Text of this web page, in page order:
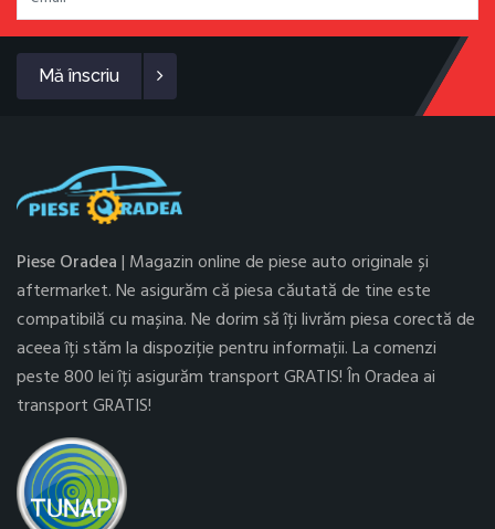
Mă înscriu
Piese Oradea| Magazin online de piese auto originale și
aftermarket. Ne asigurăm că piesa căutată de tine este
compatibilă cu mașina. Ne dorim să îți livrăm piesa corectă de
aceea îți stăm la dispoziție pentru informații. La comenzi
peste 800 lei îți asigurăm transport GRATIS! În Oradea ai
transport GRATIS!